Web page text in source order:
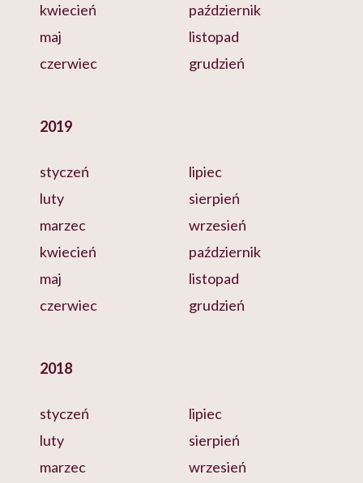
kwiecień
maj
czerwiec
październik
listopad
grudzień
2019
styczeń
luty
marzec
kwiecień
maj
czerwiec
lipiec
sierpień
wrzesień
październik
listopad
grudzień
2018
styczeń
luty
marzec
lipiec
sierpień
wrzesień